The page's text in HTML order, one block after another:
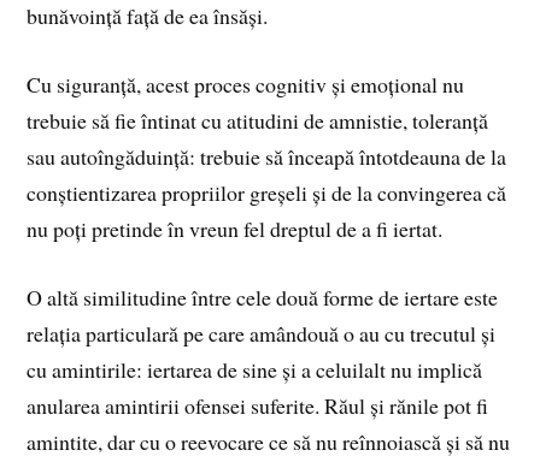
bunăvoință față de ea însăși.
Cu siguranță, acest proces cognitiv și emoțional nu
trebuie să fie întinat cu atitudini de amnistie, toleranță
sau autoîngăduință: trebuie să înceapă întotdeauna de la
conștientizarea propriilor greșeli și de la convingerea că
nu poți pretinde în vreun fel dreptul de a fi iertat.
O altă similitudine între cele două forme de iertare este
relația particulară pe care amândouă o au cu trecutul și
cu amintirile: iertarea de sine și a celuilalt nu implică
anularea amintirii ofensei suferite. Răul și rănile pot fi
amintite, dar cu o reevocare ce să nu reînnoiască și să nu